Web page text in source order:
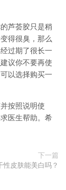
芦荟胶只是稍
得很臭，那么
过期了很长一
议你不要再使
以选择购买一
按照说明使
医生帮助。希
下一篇
性皮肤能美白吗？